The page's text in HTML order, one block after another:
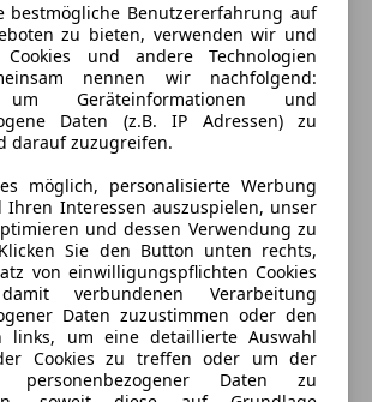
bestmögliche Benutzererfahrung auf
zu bieten, verwenden wir und
Cookies und andere Technologien
nennen wir nachfolgend:
um Geräteinformationen und
Daten (z.B. IP Adressen) zu
darauf zuzugreifen.
möglich, personalisierte Werbung
Ihren Interessen auszuspielen, unser
und dessen Verwendung zu
Sie den Button unten rechts,
von einwilligungspflichten Cookies
verbundenen Verarbeitung
Daten zuzustimmen oder den
links, um eine detaillierte Auswahl
Cookies zu treffen oder um der
personenbezogener Daten zu